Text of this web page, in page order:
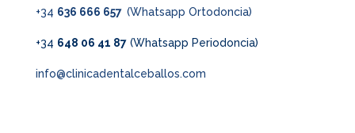
+34 636 666 657 (Whatsapp Ortodoncia)
+34 648 06 41 87(Whatsapp Periodoncia)
info@clinicadentalceballos.com